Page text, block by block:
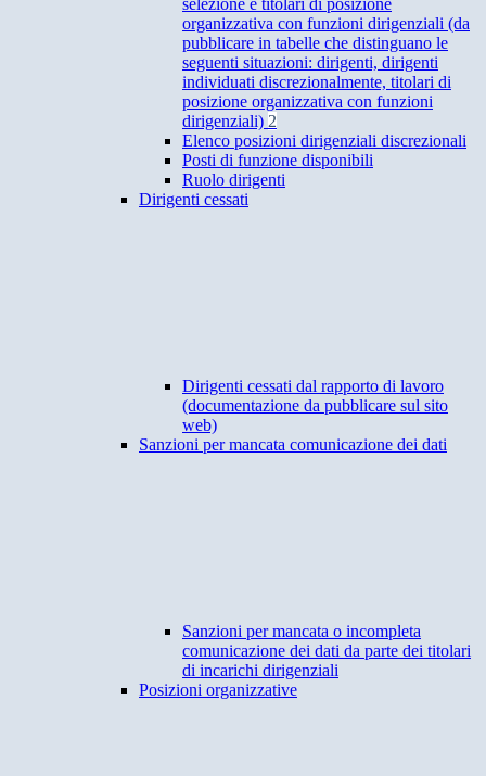
selezione e titolari di posizione
organizzativa con funzioni dirigenziali (da
pubblicare in tabelle che distinguano le
seguenti situazioni: dirigenti, dirigenti
individuati discrezionalmente, titolari di
posizione organizzativa con funzioni
dirigenziali) 2
Elenco posizioni dirigenziali discrezionali
Posti di funzione disponibili
Ruolo dirigenti
Dirigenti cessati
Dirigenti cessati dal rapporto di lavoro
(documentazione da pubblicare sul sito
web)
Sanzioni per mancata comunicazione dei dati
Sanzioni per mancata o incompleta
comunicazione dei dati da parte dei titolari
di incarichi dirigenziali
Posizioni organizzative